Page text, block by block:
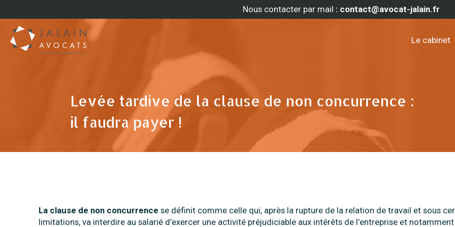
Nous contacter par mail : contact@avocat-jalain.fr
Le cabinet
Levée tardive de la clause de non concurrence :
il faudra payer !
La clause de non concurrence se définit comme celle qui, après la rupture de la relation de travail et sous
limitations, va interdire au salarié d’exercer une activité préjudiciable aux intérêts de l’entreprise et